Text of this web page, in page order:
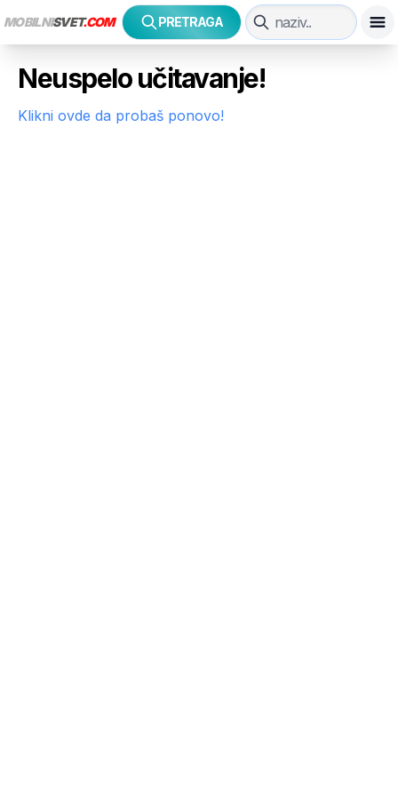
MOBILNISVET.COM PRETRAGA
Neuspelo učitavanje!
Klikni ovde da probaš ponovo!